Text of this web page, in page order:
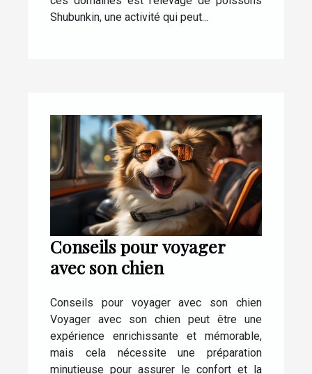
Shubunkin, une activité qui peut...
Conseils pour voyager
avec son chien
Conseils pour voyager avec son chien
Voyager avec son chien peut être une
expérience enrichissante et mémorable,
mais cela nécessite une préparation
minutieuse pour assurer le confort et la